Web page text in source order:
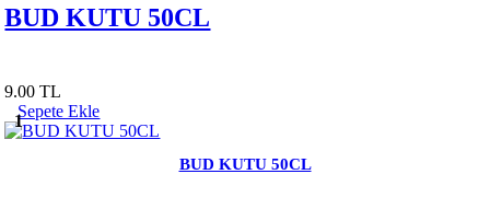
BUD KUTU 50CL
9.00 TL
1
Sepete Ekle
BUD KUTU 50CL